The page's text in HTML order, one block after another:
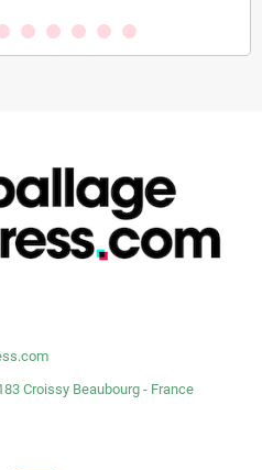
Croissy Beaubourg - France